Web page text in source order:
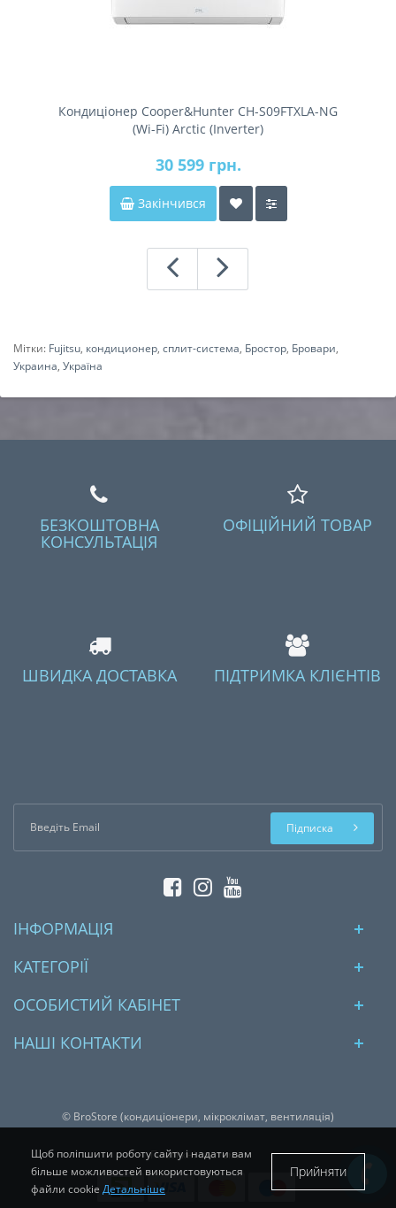
Кондиціонер Cooper&Hunter CH-S09FTXLA-NG
(Wi-Fi) Arctic (Inverter)
30 599 грн.
Закінчився
Мітки: Fujitsu, кондиционер, сплит-система, Бростор, Бровари,
Украина, Україна
БЕЗКОШТОВНА
КОНСУЛЬТАЦІЯ
ОФІЦІЙНИЙ ТОВАР
ШВИДКА ДОСТАВКА ПІДТРИМКА КЛІЄНТІВ
Підписка
ІНФОРМАЦІЯ
КАТЕГОРІЇ
ОСОБИСТИЙ КАБІНЕТ
НАШІ КОНТАКТИ
© BroStore (кондиціонери, мікроклімат, вентиляція)
Платіжні системи:
Щоб поліпшити роботу сайту і надати вам
більше можливостей використовуються
файли cookie Детальніше
Прийняти